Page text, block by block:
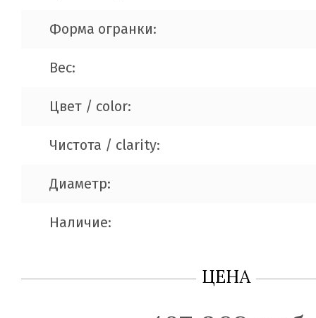
Форма огранки:
Вес:
Цвет / color:
Чистота / clarity:
Диаметр:
Наличие:
ЦЕНА